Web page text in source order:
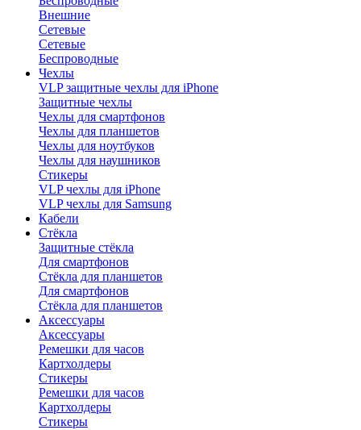
Внешние
Сетевые
Сетевые
Беспроводные
Чехлы
VLP защитные чехлы для iPhone
Защитные чехлы
Чехлы для смартфонов
Чехлы для планшетов
Чехлы для ноутбуков
Чехлы для наушников
Стикеры
VLP чехлы для iPhone
VLP чехлы для Samsung
Кабели
Стёкла
Защитные стёкла
Для смартфонов
Стёкла для планшетов
Для смартфонов
Стёкла для планшетов
Аксессуары
Аксессуары
Ремешки для часов
Картхолдеры
Стикеры
Ремешки для часов
Картхолдеры
Стикеры